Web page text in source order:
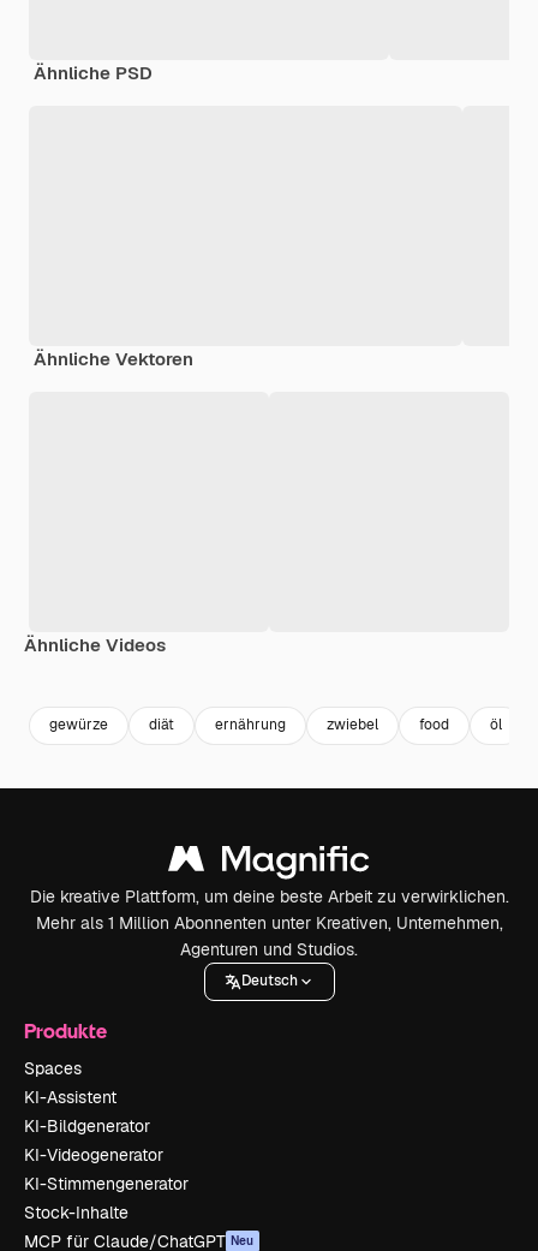
Ähnliche PSD
Ähnliche Vektoren
Ähnliche Videos
gewürze diät ernährung zwiebel food öl
Die kreative Plattform, um deine beste Arbeit zu verwirklichen.
Mehr als 1 Million Abonnenten unter Kreativen, Unternehmen,
Agenturen und Studios.
Deutsch
Produkte
Spaces
KI-Assistent
KI-Bildgenerator
KI-Videogenerator
KI-Stimmengenerator
Stock-Inhalte
MCP für Claude/ChatGPT Neu